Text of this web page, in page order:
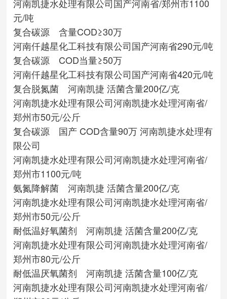
河南凯捷水处理有限公司国产河南省/郑州市1100
元/吨
复合碳源 含量COD≥30万
河南仟越星化工科技有限公司国产河南省290元/吨
复合碳源 COD当量≥50万
河南仟越星化工科技有限公司国产河南省420元/吨
复合脱氮菌 河南凯捷 活菌含量200亿/克
河南凯捷水处理有限公司河南凯捷水处理河南省/
郑州市50元/公斤
复合碳源 国产 COD含量90万 河南凯捷水处理有
限公司
河南凯捷水处理有限公司河南凯捷水处理河南省/
郑州市1100元/吨
氨氮降解菌 河南凯捷 活菌含量200亿/克
河南凯捷水处理有限公司河南凯捷水处理河南省/
郑州市50元/公斤
耐低温好氧菌剂 河南凯捷 活菌含量200亿/克
河南凯捷水处理有限公司河南凯捷水处理河南省/
郑州市80元/公斤
耐低温厌氧菌剂 河南凯捷 活菌含量100亿/克
河南凯捷水处理有限公司河南凯捷水处理河南省/